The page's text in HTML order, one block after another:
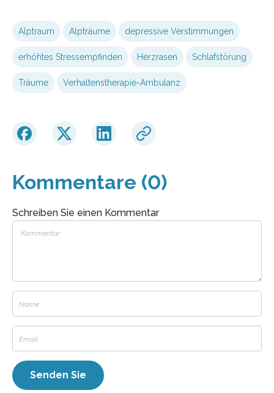
Alptraum Alpträume depressive Verstimmungen
erhöhtes Stressempfinden Herzrasen Schlafstörung
Träume Verhaltenstherapie-Ambulanz
Kommentare (0)
Schreiben Sie einen Kommentar